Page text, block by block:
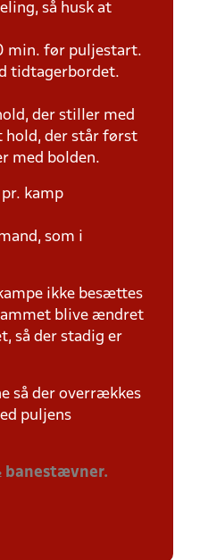
så husk at
min. før puljestart.
tidtagerbordet.
der stiller med
hold, der står først
med bolden.
kamp
som i
ikke besættes
blive ændret
så der stadig er
så der overrækkes
puljens
banestævner.